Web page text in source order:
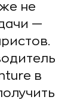
не
—
в